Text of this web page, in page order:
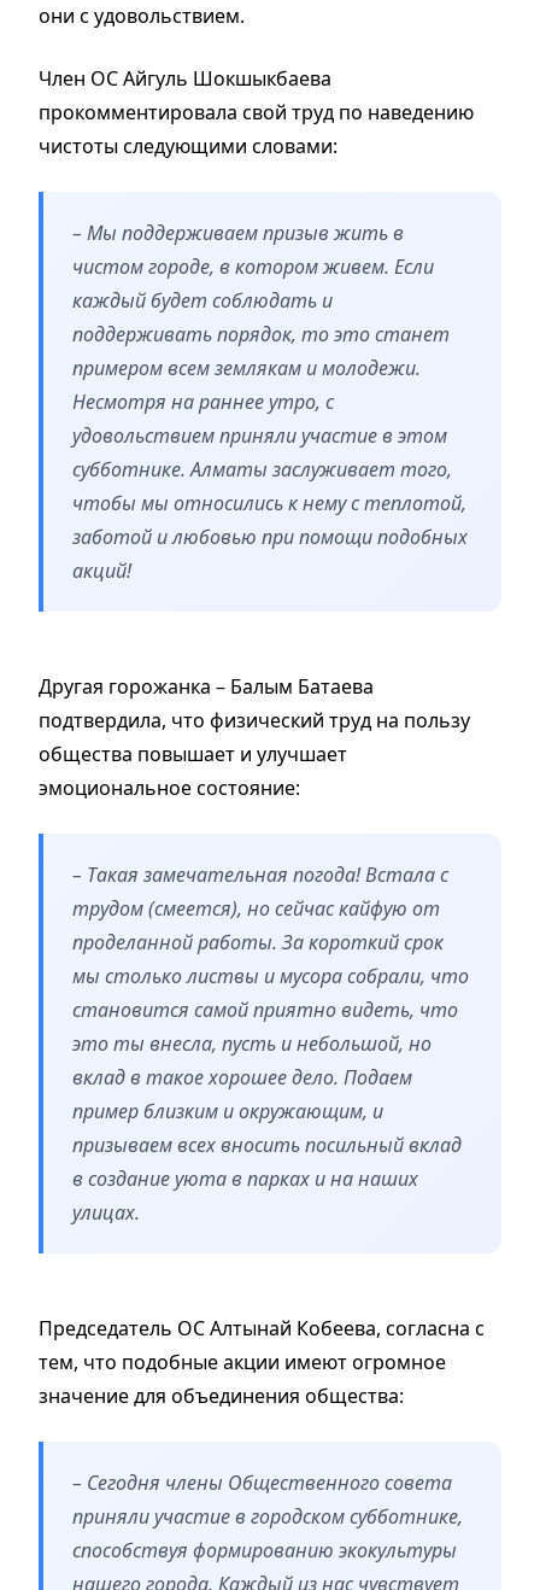
они с удовольствием.
Член ОС Айгуль Шокшыкбаева
прокомментировала свой труд по наведению
чистоты следующими словами:
– Мы поддерживаем призыв жить в
чистом городе, в котором живем. Если
каждый будет соблюдать и
поддерживать порядок, то это станет
примером всем землякам и молодежи.
Несмотря на раннее утро, с
удовольствием приняли участие в этом
субботнике. Алматы заслуживает того,
чтобы мы относились к нему с теплотой,
заботой и любовью при помощи подобных
акций!
Другая горожанка – Балым Батаева
подтвердила, что физический труд на пользу
общества повышает и улучшает
эмоциональное состояние:
– Такая замечательная погода! Встала с
трудом (смеется), но сейчас кайфую от
проделанной работы. За короткий срок
мы столько листвы и мусора собрали, что
становится самой приятно видеть, что
это ты внесла, пусть и небольшой, но
вклад в такое хорошее дело. Подаем
пример близким и окружающим, и
призываем всех вносить посильный вклад
в создание уюта в парках и на наших
улицах.
Председатель ОС Алтынай Кобеева, согласна с
тем, что подобные акции имеют огромное
значение для объединения общества:
– Сегодня члены Общественного совета
приняли участие в городском субботнике,
способствуя формированию экокультуры
нашего города. Каждый из нас чувствует